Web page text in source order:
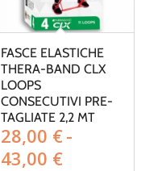
FASCE ELASTICHE
THERA-BAND CLX
LOOPS
CONSECUTIVI PRE-
TAGLIATE 2,2 MT
28,00 €-
43,00 €Fascia